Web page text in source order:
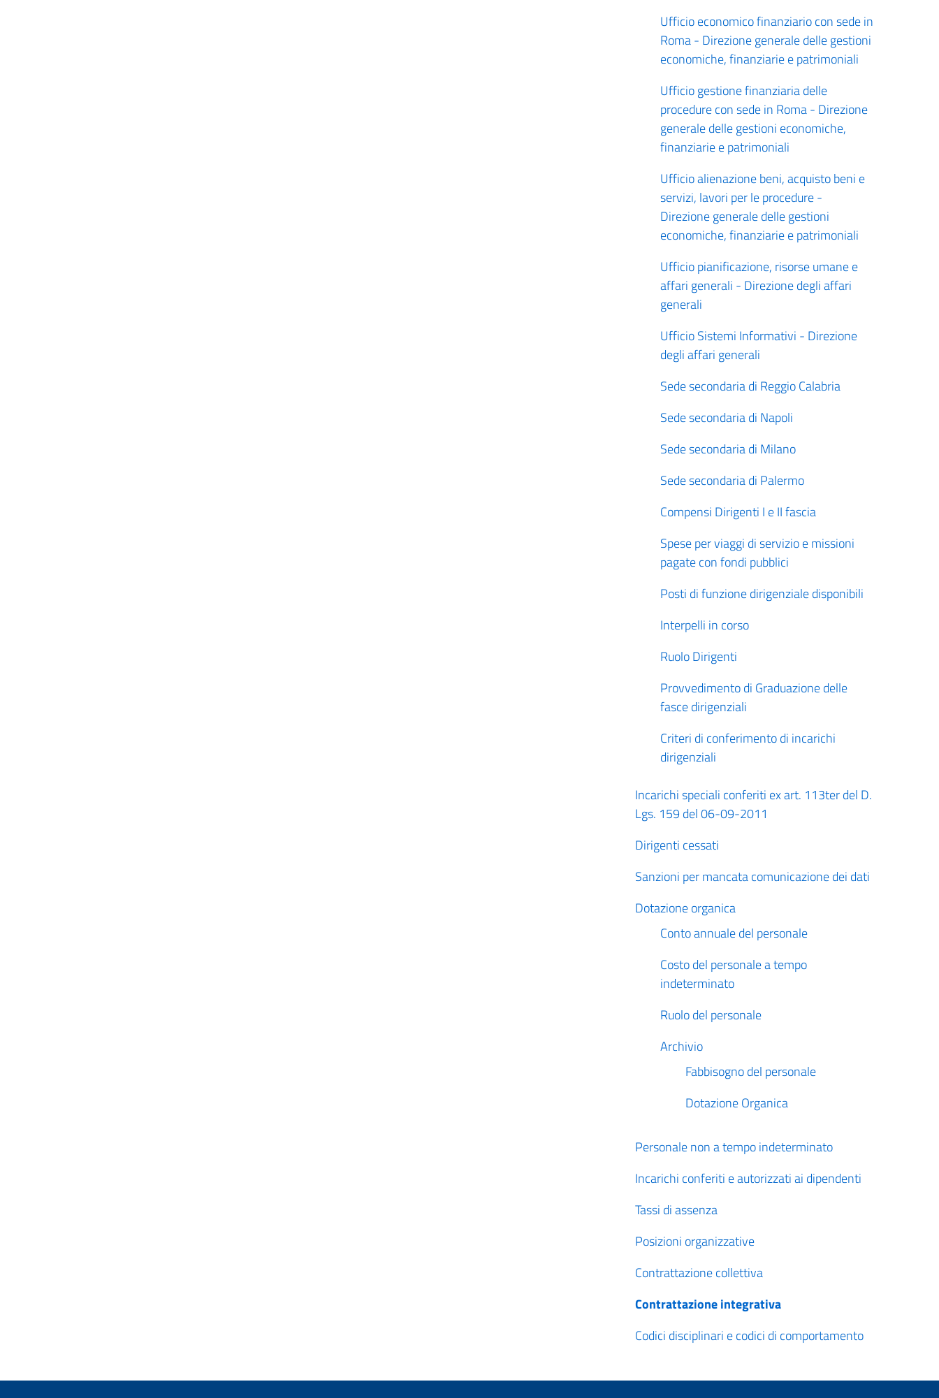
Ufficio economico finanziario con sede in
Roma - Direzione generale delle gestioni
economiche, finanziarie e patrimoniali
Ufficio gestione finanziaria delle
procedure con sede in Roma - Direzione
generale delle gestioni economiche,
finanziarie e patrimoniali
Ufficio alienazione beni, acquisto beni e
servizi, lavori per le procedure -
Direzione generale delle gestioni
economiche, finanziarie e patrimoniali
Ufficio pianificazione, risorse umane e
affari generali - Direzione degli affari
generali
Ufficio Sistemi Informativi - Direzione
degli affari generali
Sede secondaria di Reggio Calabria
Sede secondaria di Napoli
Sede secondaria di Milano
Sede secondaria di Palermo
Compensi Dirigenti I e II fascia
Spese per viaggi di servizio e missioni
pagate con fondi pubblici
Posti di funzione dirigenziale disponibili
Interpelli in corso
Ruolo Dirigenti
Provvedimento di Graduazione delle
fasce dirigenziali
Criteri di conferimento di incarichi
dirigenziali
Incarichi speciali conferiti ex art. 113ter del D.
Lgs. 159 del 06-09-2011
Dirigenti cessati
Sanzioni per mancata comunicazione dei dati
Dotazione organica
Conto annuale del personale
Costo del personale a tempo
indeterminato
Ruolo del personale
Archivio
Fabbisogno del personale
Dotazione Organica
Personale non a tempo indeterminato
Incarichi conferiti e autorizzati ai dipendenti
Tassi di assenza
Posizioni organizzative
Contrattazione collettiva
Contrattazione integrativa
Codici disciplinari e codici di comportamento